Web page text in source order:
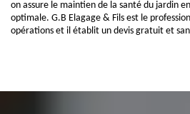
on assure le maintien de la santé du jardin
optimale. G.B Elagage & Fils est le
opérations et il établit un devis gratuit et